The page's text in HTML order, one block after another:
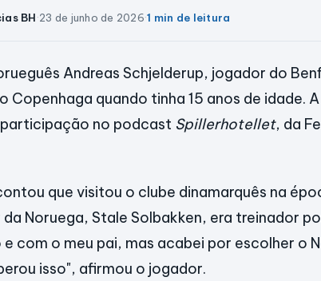
BH·23 de junho de 2026·1 min de leitura
Andreas Schjelderup, jogador do
Copenhaga quando tinha 15 anos de idade.
no podcast Spillerhotellet, da
que visitou o clube dinamarquês na
Noruega, Stale Solbakken, era treinador
com o meu pai, mas acabei por escolher o
isso", afirmou o jogador.